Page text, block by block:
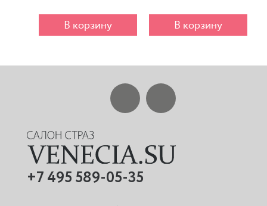
В корзину В корзину
+7 495 589-05-35